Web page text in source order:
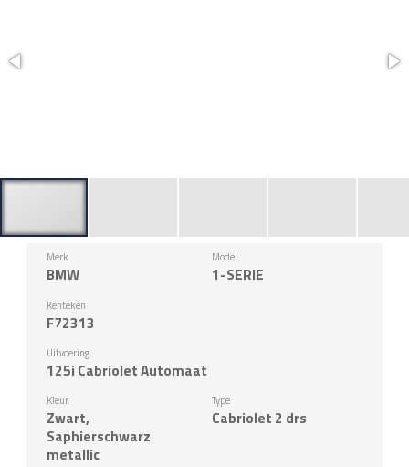
Merk
BMW
Model
1-SERIE
Kenteken
F72313
Uitvoering
125i Cabriolet Automaat
Kleur
Zwart,
Saphierschwarz
metallic
Type
Cabriolet 2 drs